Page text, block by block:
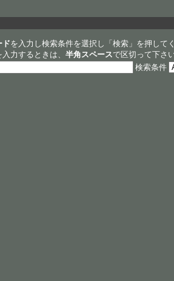
ドを入力し検索条件を選択し「検索」を押して
力するときは、 半角スペースで区切って下さ
検索条件